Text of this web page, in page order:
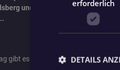
und beim WAC. Für den 28-
gibt es auch aufkrone.at
erforderlich
DETAILS